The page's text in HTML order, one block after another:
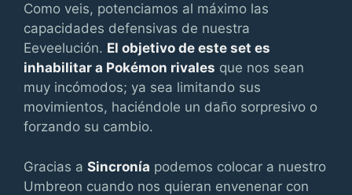
Como veis, potenciamos al máximo las
capacidades defensivas de nuestra
Eeveelución. El objetivo de este set es
inhabilitar a Pokémon rivales que nos sean
muy incómodos; ya sea limitando sus
movimientos, haciéndole un daño sorpresivo o
forzando su cambio.
Gracias a Sincronía podemos colocar a nuestro
Umbreon cuando nos quieran envenenar con